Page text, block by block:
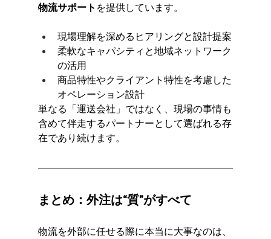
物流サポート を提供しています。
現場理解を深めるヒアリングと設計提案
柔軟なキャパシティと地域ネットワーク
の活用
商品特性やクライアント特性を考慮した
オペレーション設計
単なる「運送会社」ではなく、現場の事情も
含めて伴走するパートナーとして選ばれる存
在であり続けます。
まとめ：外注は“質”がすべて
物流を外部に任せる際に本当に大事なのは、